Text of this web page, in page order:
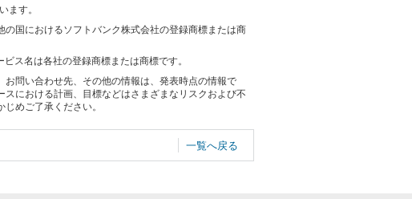
ます。
国におけるソフトバンク株式会社の登録商標または商
ス名は各社の登録商標または商標です。
問い合わせ先、その他の情報は、発表時点の情報で
における計画、目標などはさまざまなリスクおよび不
めご了承ください。
一覧へ戻る